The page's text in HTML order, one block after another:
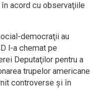
acord cu observaţiile
democraţii au
l-a chemat pe
Deputaţilor pentru a
trupelor americane
controverse şi în